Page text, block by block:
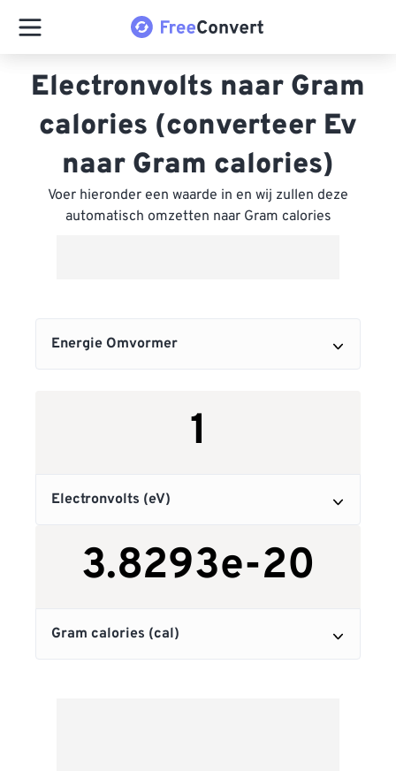
Electronvolts naar Gram
calories (converteer Ev
naar Gram calories)
Voer hieronder een waarde in en wij zullen deze
automatisch omzetten naar Gram calories